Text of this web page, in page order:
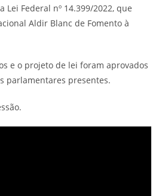
Lei Federal nº 14.399/2022, que
Aldir Blanc de Fomento à
e o projeto de lei foram aprovados
parlamentares presentes.